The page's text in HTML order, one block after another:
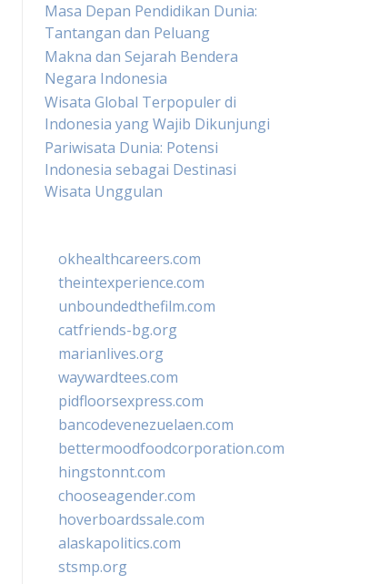
Masa Depan Pendidikan Dunia:
Tantangan dan Peluang
Makna dan Sejarah Bendera
Negara Indonesia
Wisata Global Terpopuler di
Indonesia yang Wajib Dikunjungi
Pariwisata Dunia: Potensi
Indonesia sebagai Destinasi
Wisata Unggulan
okhealthcareers.com
theintexperience.com
unboundedthefilm.com
catfriends-bg.org
marianlives.org
waywardtees.com
pidfloorsexpress.com
bancodevenezuelaen.com
bettermoodfoodcorporation.com
hingstonnt.com
chooseagender.com
hoverboardssale.com
alaskapolitics.com
stsmp.org